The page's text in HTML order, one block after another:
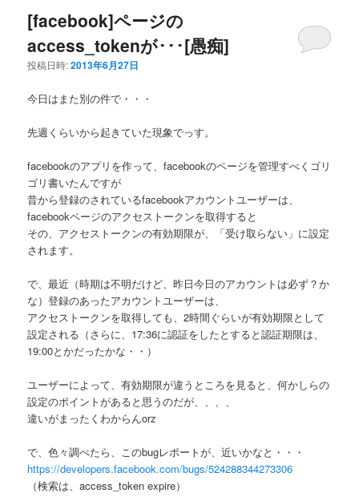
[facebook]ページの
access_tokenが･･･[愚痴]
投稿日時:2013年6月27日
今日はまた別の件で・・・
先週くらいから起きていた現象でっす。
facebookのアプリを作って、facebookのページを管理すべくゴリ
ゴリ書いたんですが
昔から登録のされているfacebookアカウントユーザーは、
facebookページのアクセストークンを取得すると
その、アクセストークンの有効期限が、「受け取らない」に設定
されます。
で、最近（時期は不明だけど、昨日今日のアカウントは必ず？か
な）登録のあったアカウントユーザーは、
アクセストークンを取得しても、2時間ぐらいが有効期限として
設定される（さらに、17:36に認証をしたとすると認証期限は、
19:00とかだったかな・・）
ユーザーによって、有効期限が違うところを見ると、何かしらの
設定のポイントがあると思うのだが、、、、
違いがまったくわからんorz
で、色々調べたら、このbugレポートが、近いかなと・・・
https://developers.facebook.com/bugs/524288344273306
（検索は、access_token expire）